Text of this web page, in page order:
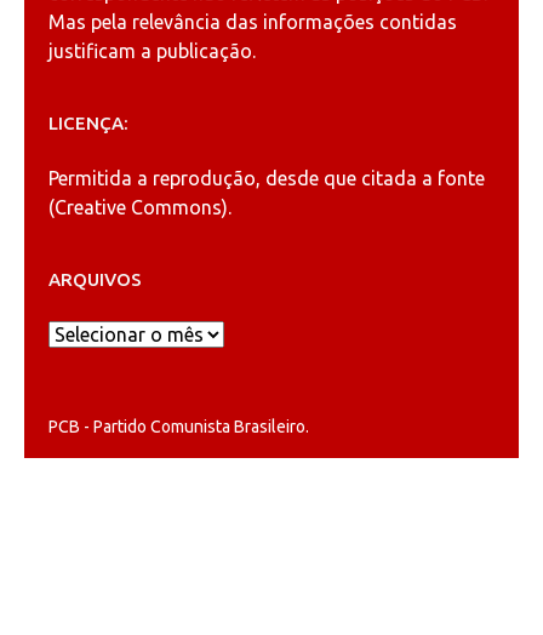
Mas pela relevância das informações contidas
justificam a publicação.
LICENÇA:
Permitida a reprodução, desde que citada a fonte
(Creative Commons).
ARQUIVOS
Arquivos
PCB - Partido Comunista Brasileiro.